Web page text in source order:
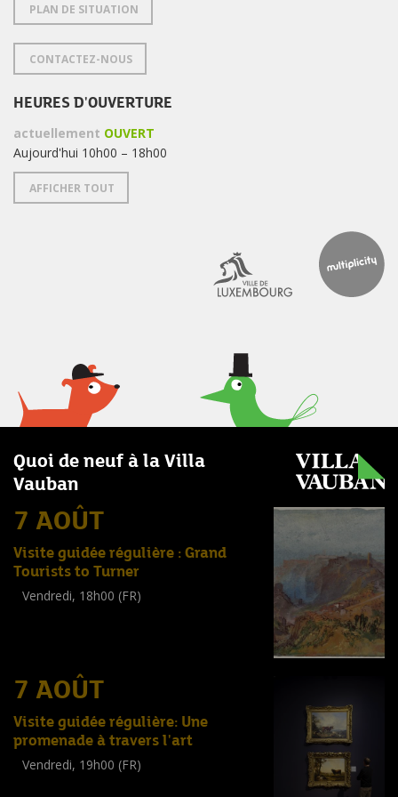
PLAN DE SITUATION
CONTACTEZ-NOUS
HEURES D'OUVERTURE
actuellement OUVERT
Aujourd'hui 10h00 – 18h00
AFFICHER TOUT
Quoi de neuf à la Villa
Vauban
7 AOÛT
Visite guidée régulière : Grand
Tourists to Turner
Vendredi, 18h00 (FR)
7 AOÛT
Visite guidée régulière: Une
promenade à travers l'art
Vendredi, 19h00 (FR)